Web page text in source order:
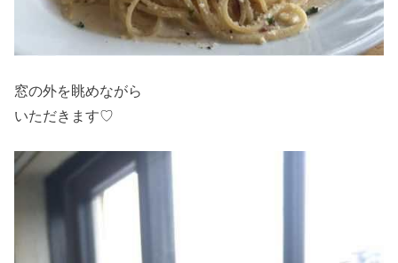
窓の外を眺めながら
いただきます♡